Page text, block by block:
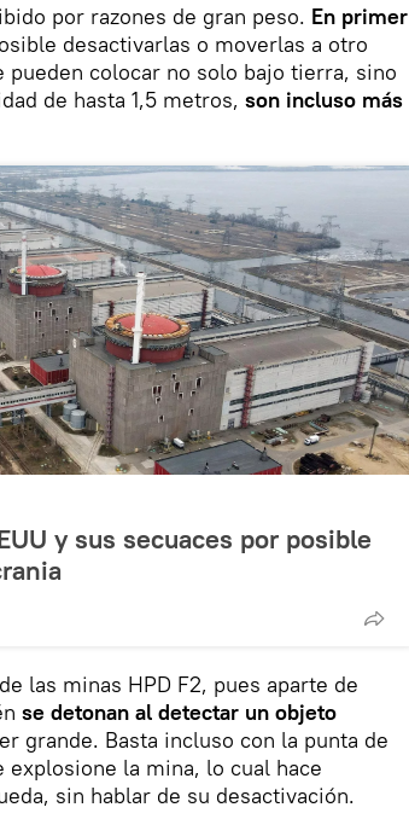
por razones de gran peso. En primer
desactivarlas o moverlas a otro
pueden colocar no solo bajo tierra, sino
de hasta 1,5 metros, son incluso más
y sus secuaces por posible
las minas HPD F2, pues aparte de
se detonan al detectar un objeto
grande. Basta incluso con la punta de
la mina, lo cual hace
sin hablar de su desactivación.